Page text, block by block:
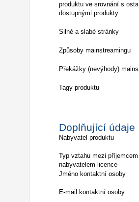
produktu ve srovnání s
dostupnými produkty
Silné a slabé stránky
Způsoby mainstreamingu
Překážky (nevýhody)
Tagy produktu
Doplňující údaje
Nabyvatel produktu
Typ vztahu mezi
nabyvatelem licence
Jméno kontaktní osoby
E-mail kontaktní osoby